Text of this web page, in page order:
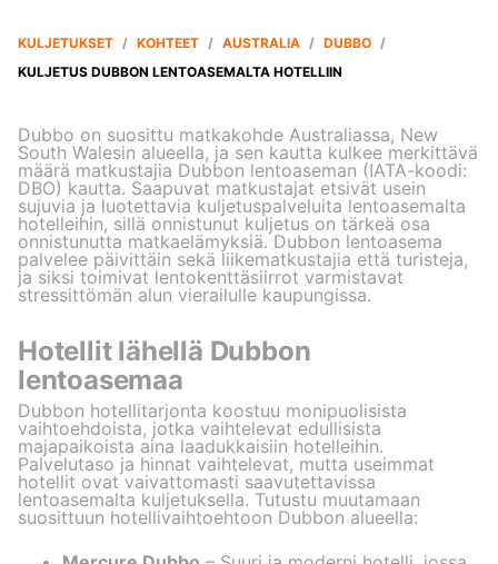
KULJETUKSET / KOHTEET / AUSTRALIA / DUBBO /
KULJETUS DUBBON LENTOASEMALTA HOTELLIIN
Dubbo on suosittu matkakohde Australiassa, New
South Walesin alueella, ja sen kautta kulkee merkittävä
määrä matkustajia Dubbon lentoaseman (IATA-koodi:
DBO) kautta. Saapuvat matkustajat etsivät usein
sujuvia ja luotettavia kuljetuspalveluita lentoasemalta
hotelleihin, sillä onnistunut kuljetus on tärkeä osa
onnistunutta matkaelämyksiä. Dubbon lentoasema
palvelee päivittäin sekä liikematkustajia että turisteja,
ja siksi toimivat lentokenttäsiirrot varmistavat
stressittömän alun vierailulle kaupungissa.
Hotellit lähellä Dubbon
lentoasemaa
Dubbon hotellitarjonta koostuu monipuolisista
vaihtoehdoista, jotka vaihtelevat edullisista
majapaikoista aina laadukkaisiin hotelleihin.
Palvelutaso ja hinnat vaihtelevat, mutta useimmat
hotellit ovat vaivattomasti saavutettavissa
lentoasemalta kuljetuksella. Tutustu muutamaan
suosittuun hotellivaihtoehtoon Dubbon alueella: